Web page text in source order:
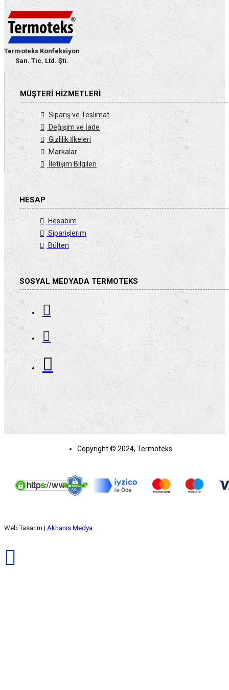
Termoteks Konfeksiyon
San. Tic. Ltd. Şti.
MÜŞTERI HIZMETLERI
Sipariş ve Teslimat
Değişim ve İade
Gizlilik İlkeleri
Markalar
İletişim Bilgileri
HESAP
Hesabım
Siparişlerim
Bülten
SOSYAL MEDYADA TERMOTEKS
Copyright © 2024, Termoteks
Web Tasarım | Akhanis Medya